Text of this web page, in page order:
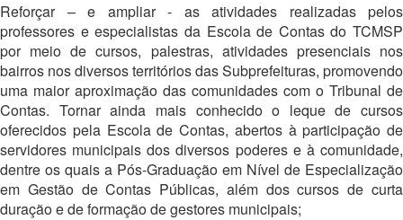
Reforçar – e ampliar - as atividades realizadas pelos
professores e especialistas da Escola de Contas do TCMSP
por meio de cursos, palestras, atividades presenciais nos
bairros nos diversos territórios das Subprefeituras, promovendo
uma maior aproximação das comunidades com o Tribunal de
Contas. Tornar ainda mais conhecido o leque de cursos
oferecidos pela Escola de Contas, abertos à participação de
servidores municipais dos diversos poderes e à comunidade,
dentre os quais a Pós-Graduação em Nível de Especialização
em Gestão de Contas Públicas, além dos cursos de curta
duração e de formação de gestores municipais;